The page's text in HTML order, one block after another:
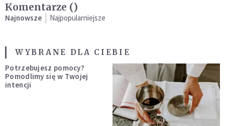
Komentarze ()
Najnowsze Najpopularniejsze
WYBRANE DLA CIEBIE
Potrzebujesz pomocy?
Pomodlimy się w Twojej
intencji